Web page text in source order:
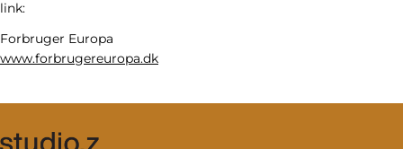
link:
Forbruger Europa
www.forbrugereuropa.dk